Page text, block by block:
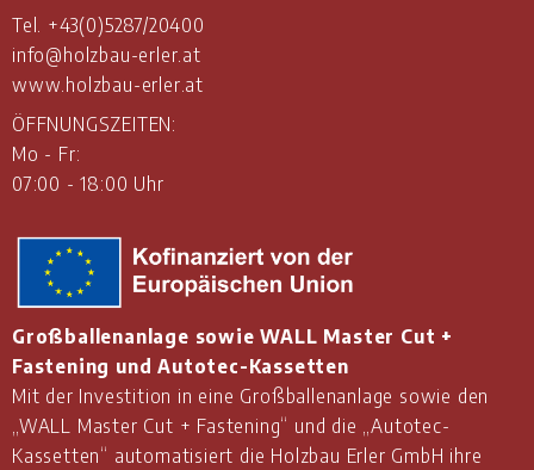
Tel. +43(0)5287/20400
info@holzbau-erler.at
www.holzbau-erler.at
ÖFFNUNGSZEITEN:
Mo - Fr:
07:00 - 18:00 Uhr
Großballenanlage sowie WALL Master Cut +
Fastening und Autotec-Kassetten
Mit der Investition in eine Großballenanlage sowie den
„WALL Master Cut + Fastening“ und die „Autotec-
Kassetten“ automatisiert die Holzbau Erler GmbH ihre